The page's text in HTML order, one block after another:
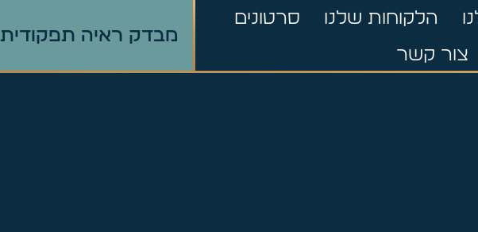
הלקוחות שלנו
סרטונים
צור קשר
מבדק ראיה תפקודית